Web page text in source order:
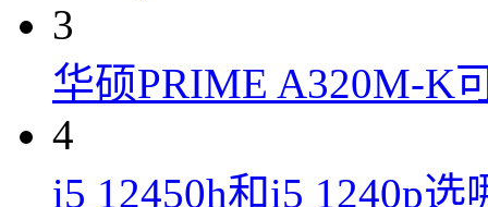
3
华硕PRIME A320M-K
4
i5 12450h和i5 1240p选